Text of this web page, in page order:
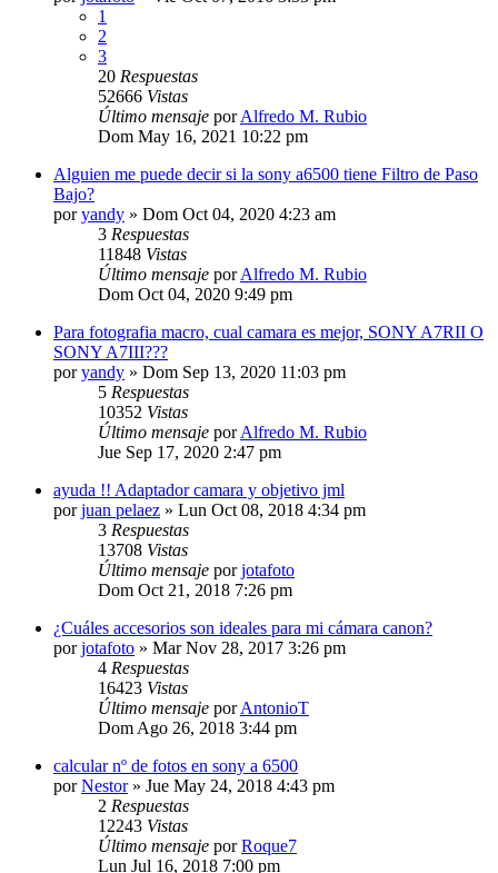
1
2
3
20 Respuestas
52666 Vistas
Último mensaje porAlfredo M. Rubio
Dom May 16, 2021 10:22 pm
Alguien me puede decir si la sony a6500 tiene Filtro de Paso
Bajo?
poryandy » Dom Oct 04, 2020 4:23 am
3 Respuestas
11848 Vistas
Último mensaje porAlfredo M. Rubio
Dom Oct 04, 2020 9:49 pm
Para fotografia macro, cual camara es mejor, SONY A7RII O
SONY A7III???
poryandy » Dom Sep 13, 2020 11:03 pm
5 Respuestas
10352 Vistas
Último mensaje porAlfredo M. Rubio
Jue Sep 17, 2020 2:47 pm
ayuda !! Adaptador camara y objetivo jml
porjuan pelaez » Lun Oct 08, 2018 4:34 pm
3 Respuestas
13708 Vistas
Último mensaje porjotafoto
Dom Oct 21, 2018 7:26 pm
¿Cuáles accesorios son ideales para mi cámara canon?
porjotafoto » Mar Nov 28, 2017 3:26 pm
4 Respuestas
16423 Vistas
Último mensaje porAntonioT
Dom Ago 26, 2018 3:44 pm
calcular nº de fotos en sony a 6500
porNestor» Jue May 24, 2018 4:43 pm
2 Respuestas
12243 Vistas
Último mensaje porRoque7
Lun Jul 16, 2018 7:00 pm